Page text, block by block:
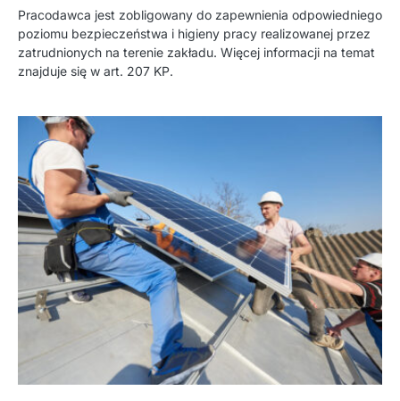
Pracodawca jest zobligowany do zapewnienia odpowiedniego
poziomu bezpieczeństwa i higieny pracy realizowanej przez
zatrudnionych na terenie zakładu. Więcej informacji na temat
znajduje się w art. 207 KP.